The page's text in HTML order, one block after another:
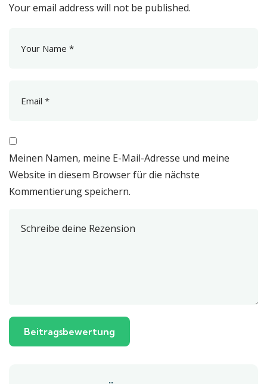
Your email address will not be published.
Meinen Namen, meine E-Mail-Adresse und meine
Website in diesem Browser für die nächste
Kommentierung speichern.